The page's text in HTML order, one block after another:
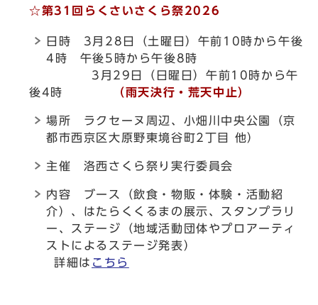
☆第31回らくさいさくら祭2026
日時 3月28日（土曜日）午前10時から午後
4時 午後5時から午後8時
3月29日（日曜日）午前10時から午
後4時
（雨天決行・荒天中止）
場所 ラクセーヌ周辺、小畑川中央公園（京
都市西京区大原野東境谷町2丁目 他）
主催 洛西さくら祭り実行委員会
内容 ブース（飲食・物販・体験・活動紹
介）、はたらくくるまの展示、スタンプラリ
ー、ステージ（地域活動団体やプロアーティ
ストによるステージ発表）
詳細は こちら